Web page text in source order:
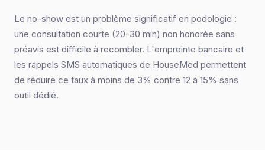
Le no-show est un problème significatif en podologie :
une consultation courte (20-30 min) non honorée sans
préavis est difficile à recombler. L'empreinte bancaire et
les rappels SMS automatiques de HouseMed permettent
de réduire ce taux à moins de 3% contre 12 à 15% sans
outil dédié.